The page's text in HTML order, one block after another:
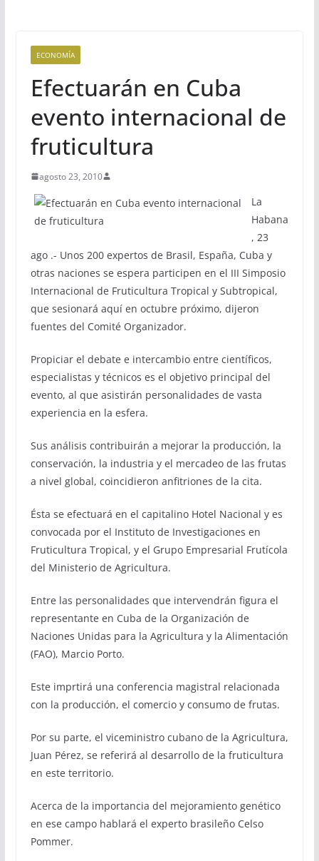
ECONOMÍA
Efectuarán en Cuba
evento internacional de
fruticultura
agosto 23, 2010
La
Habana
, 23
ago .- Unos 200 expertos de Brasil, España, Cuba y
otras naciones se espera participen en el III Simposio
Internacional de Fruticultura Tropical y Subtropical,
que sesionará aquí en octubre próximo, dijeron
fuentes del Comité Organizador.
Propiciar el debate e intercambio entre científicos,
especialistas y técnicos es el objetivo principal del
evento, al que asistirán personalidades de vasta
experiencia en la esfera.
Sus análisis contribuirán a mejorar la producción, la
conservación, la industria y el mercadeo de las frutas
a nivel global, coincidieron anfitriones de la cita.
Ésta se efectuará en el capitalino Hotel Nacional y es
convocada por el Instituto de Investigaciones en
Fruticultura Tropical, y el Grupo Empresarial Frutícola
del Ministerio de Agricultura.
Entre las personalidades que intervendrán figura el
representante en Cuba de la Organización de
Naciones Unidas para la Agricultura y la Alimentación
(FAO), Marcio Porto.
Este imprtirá una conferencia magistral relacionada
con la producción, el comercio y consumo de frutas.
Por su parte, el viceministro cubano de la Agricultura,
Juan Pérez, se referirá al desarrollo de la fruticultura
en este territorio.
Acerca de la importancia del mejoramiento genético
en ese campo hablará el experto brasileño Celso
Pommer.